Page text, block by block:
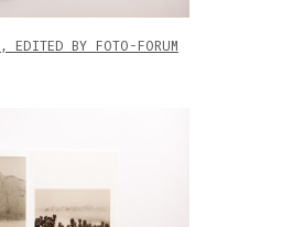
EDITED BY FOTO-FORUM